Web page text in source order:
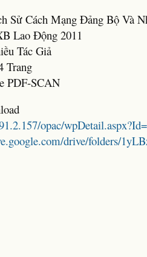
Sử Cách Mạng Đảng Bộ Và
Lao Động 2011
Tác Giả
Trang
PDF-SCAN
opac/
drive/folders/